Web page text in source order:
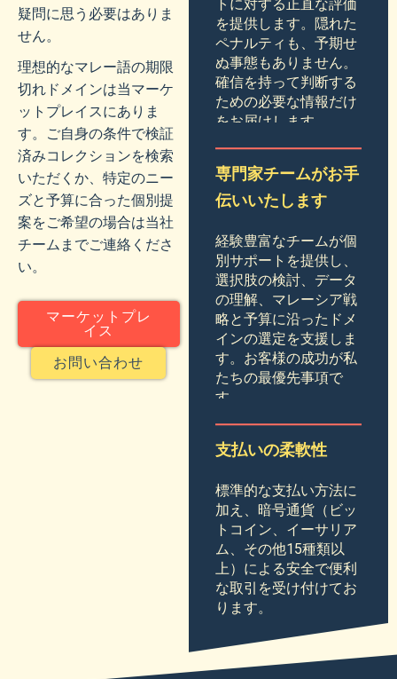
疑問に思う必要はありま
せん。
理想的なマレー語の期限
切れドメインは当マーケ
ットプレイスにありま
す。ご自身の条件で検証
済みコレクションを検索
いただくか、特定のニー
ズと予算に合った個別提
案をご希望の場合は当社
チームまでご連絡くださ
い。
マーケットプレ
イス
お問い合わせ
トに対する正直な評価
を提供します。隠れた
ペナルティも、予期せ
ぬ事態もありません。
確信を持って判断する
ための必要な情報だけ
をお届けします。
専門家チームがお手
伝いいたします
経験豊富なチームが個
別サポートを提供し、
選択肢の検討、データ
の理解、マレーシア戦
略と予算に沿ったドメ
インの選定を支援しま
す。お客様の成功が私
たちの最優先事項で
す。
支払いの柔軟性
標準的な支払い方法に
加え、暗号通貨（ビッ
トコイン、イーサリア
ム、その他15種類以
上）による安全で便利
な取引を受け付けてお
ります。